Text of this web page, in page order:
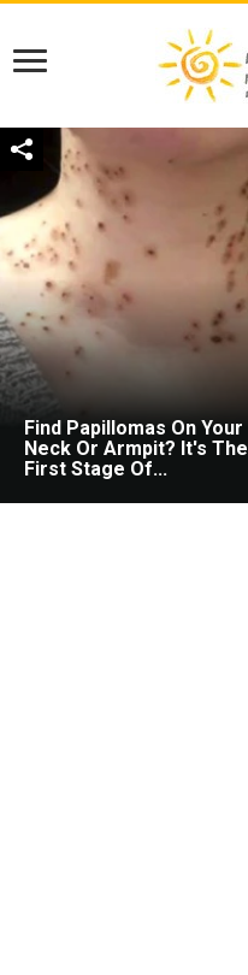
Find Papillomas On Your
Neck Or Armpit? It's The
First Stage Of...